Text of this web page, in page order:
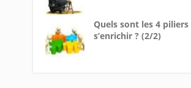
Quels sont les 4
s’enrichir ? (2/2)